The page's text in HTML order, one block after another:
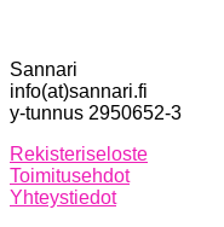
Sannari
info(at)sannari.fi
y-tunnus 2950652-3
Rekisteriseloste
Toimitusehdot
Yhteystiedot